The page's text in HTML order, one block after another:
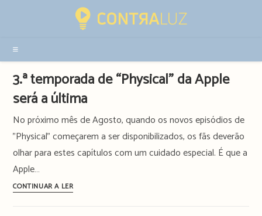
sidebar
3.ª temporada de “Physical” da Apple
será a última
No próximo mês de Agosto, quando os novos episódios de
"Physical" começarem a ser disponibilizados, os fãs deverão
olhar para estes capítulos com um cuidado especial. É que a
Apple…
CONTINUAR A LER3.ª